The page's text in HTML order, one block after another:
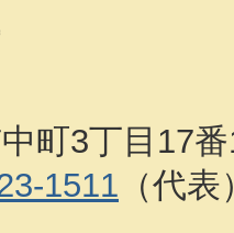
町3丁目17
1511 （代表